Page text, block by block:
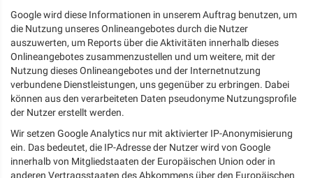
Google wird diese Informationen in unserem Auftrag benutzen, um
die Nutzung unseres Onlineangebotes durch die Nutzer
auszuwerten, um Reports über die Aktivitäten innerhalb dieses
Onlineangebotes zusammenzustellen und um weitere, mit der
Nutzung dieses Onlineangebotes und der Internetnutzung
verbundene Dienstleistungen, uns gegenüber zu erbringen. Dabei
können aus den verarbeiteten Daten pseudonyme Nutzungsprofile
der Nutzer erstellt werden.
Wir setzen Google Analytics nur mit aktivierter IP-Anonymisierung
ein. Das bedeutet, die IP-Adresse der Nutzer wird von Google
innerhalb von Mitgliedstaaten der Europäischen Union oder in
anderen Vertragsstaaten des Abkommens über den Europäischen